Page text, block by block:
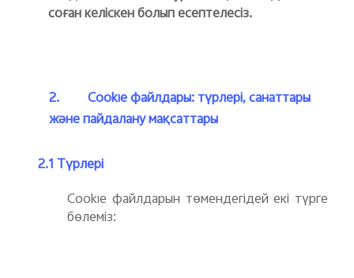
соған келіскен болып есептелесіз.
2.
Cookie файлдары: түрлері, санаттары
және пайдалану мақсаттары
2.1 Түрлері
Cookie файлдарын төмендегідей екі түрге
бөлеміз: